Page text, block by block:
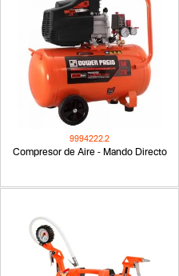
9994222.2
Compresor de Aire - Mando Directo